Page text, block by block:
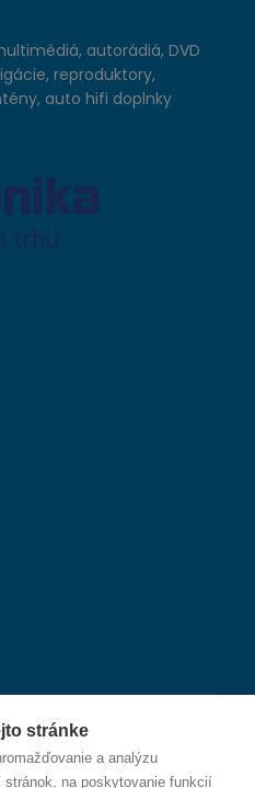
stránke
a analýzu
na poskytovanie funkcií
autorádiá, DVD
reproduktory,
auto hifi doplnky